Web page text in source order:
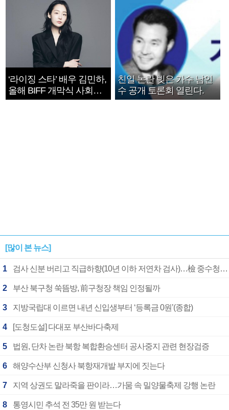
‘라이징 스타’ 배우 김민하,
올해 BIFF 개막식 사회자
확정
친일 논란 빚은 가수 남인
수 공개 토론회 열린다.
[많이 본 뉴스]
1 검사 신분 버리고 직급하향(10년 이하 저연차 검사)…檢 중수청행 기피
2 부산 북구청 쑥뜸방, 前구청장 책임 인정될까
3 지방국립대 이르면 내년 신입생부터 ‘등록금 0원’(종합)
4 [도청도설] 다대포 부산바다축제
5 법원, 단차 논란 북항 복합환승센터 공사중지 관련 현장검증
6 해양수산부 신청사 북항재개발 부지에 짓는다
7 지역 상권도 말라죽을 판이라…가뭄 속 밀양물축제 강행 논란
8 통영시민 추석 전 35만 원 받는다